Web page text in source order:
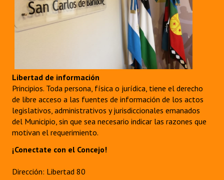
Libertad de información
Principios. Toda persona, física o jurídica, tiene el derecho
de libre acceso a las fuentes de información de los actos
legislativos, administrativos y jurisdiccionales emanados
del Municipio, sin que sea necesario indicar las razones que
motivan el requerimiento.
¡Conectate con el Concejo!
Dirección: Libertad 80